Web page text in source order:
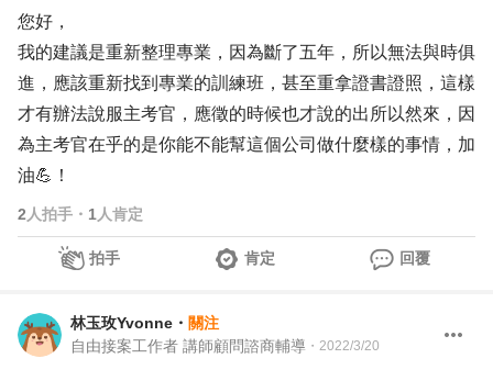
您好，
我的建議是重新整理專業，因為斷了五年，所以無法與時俱
進，應該重新找到專業的訓練班，甚至重拿證書證照，這樣
才有辦法說服主考官，應徵的時候也才說的出所以然來，因
為主考官在乎的是你能不能幫這個公司做什麼樣的事情，加
油💪！
2 人拍手 ・ 1 人肯定
拍手 肯定 回覆
林玉玫Yvonne ・ 關注
自由接案工作者 講師顧問諮商輔導 ・ 2022/3/20